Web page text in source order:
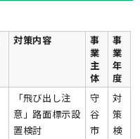
対策内容
事
業
主
体
事
業
年
度
「飛び出し注
意」路面標示設
置検討
守
谷
市
対
策
検